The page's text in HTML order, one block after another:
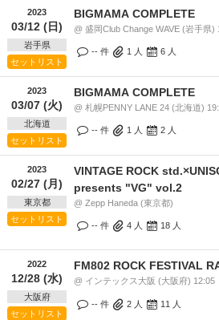
2023
03/12 (日)
岩手県
セットリスト
BIGMAMA COMPLETE
@ 盛岡Club Change WAVE (岩手県)
-- 件 1 人 6 人
2023
03/07 (火)
北海道
セットリスト
BIGMAMA COMPLETE
@ 札幌PENNY LANE 24 (北海道)
-- 件 1 人 2 人
2023
02/27 (月)
東京都
セットリスト
VINTAGE ROCK
presents "VG" vol.2
@ Zepp Haneda (東京都)
-- 件 4 人 18 人
2022
12/28 (水)
大阪府
セットリスト
FM802 ROCK FESTIVAL
@ インテックス大阪 (大阪府) 12:05
-- 件 2 人 11 人